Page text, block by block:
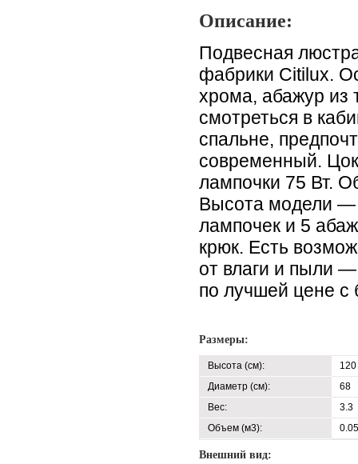
Описание:
Подвесная
фабрики Citilux.
хрома, абажур из
смотреться в
спальне,
современный.
лампочки 75 Вт.
Высота модели —
лампочек и 5
крюк. Есть
от влаги и пыли
по лучшей цене с
Размеры:
Высота (см):
120
Диаметр (см):
68
Вес:
3.3
Объем (м3):
Внешний вид: